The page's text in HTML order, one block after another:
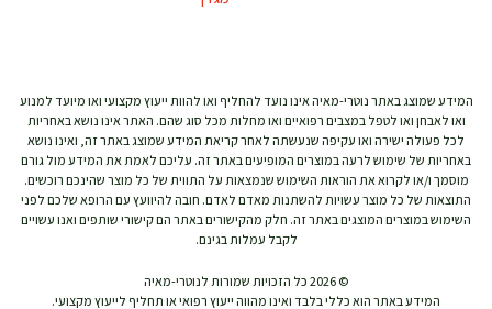
המידע שמוצג באתר נוטרי-מאיה אינו נועד להחליף ואו להוות ייעוץ מקצועי ואו מיועד למנוע
ואו לאבחן ואו לטפל במצבים רפואיים ואו מחלות מכל סוג שהם. האתר אינו נושא באחריות
לכל פעולה ישירה ואו עקיפה שנעשתה לאחר קריאת המידע שמוצג באתר זה, ואינו נושא
באחריות של שימוש לרעה במוצרים המופיעים באתר זה. עליכם לאמת את המידע מול גורם
מוסמך ו/או לקרוא את הוראות השימוש שנמצאות על התווית של כל מוצר שהינכם רוכשים.
התוצאות של כל מוצר עשויות להשתנות מאדם לאדם. חובה להיוועץ עם הרופא שלכם לפני
השימוש במוצרים המוצגים באתר זה. חלק מהקישורים באתר הם קישורי שותפים ואנו עשויים
לקבל עמלות בגינם.
© 2026 כל הזכויות שמורות לנוטרי-מאיה
המידע באתר הוא כללי בלבד ואינו מהווה ייעוץ רפואי או תחליף לייעוץ מקצועי.